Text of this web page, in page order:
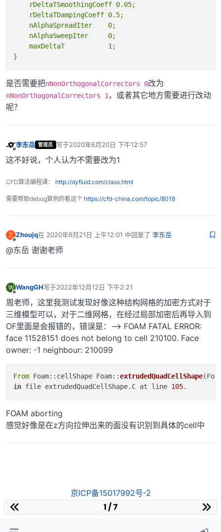
    rDeltaTSmoothingCoeff 0.05;
    rDeltaTDampingCoeff 0.5;
    nAlphaSpreadIter    0;
    nAlphaSweepIter     0;
    maxDeltaT           1;
是否需要把nNonOrthogonalCorrectors 0改为
nNonOrthogonalCorrectors 1，或者其它地方需要进行改动
呢？
李东岳 管理员 写于2020年6月20日 下午12:57
最后由 编辑
这不好说，个人认为不需要改为1
CFD算法编程课： http://dyfluid.com/class.html
需要帮助debug算例的看这个 https://cfd-china.com/topic/8018
Z Zhoujq在 2020年6月21日 上午12:01 中回复了 李东岳
最后由 编辑
@东岳 谢谢老师
W WangGH写于2022年12月12日 下午2:21
最后由 编辑
周老师，这里我测试发现好像这种结构网格的加密方式对于
三维模型可以，对于二维网格，在经过局部加密后再导入到
OF里面是会报错的，错误是：--> FOAM FATAL ERROR:
face 11528151 does not belong to cell 210100. Face
owner: -1 neighbour: 210099
From Foam::cellShape Foam::extrudedQuadCellShape
in file extrudedQuadCellShape.C at line 105
FOAM aborting
感觉好像是在z方向拉伸出来的面没有识别到具体的cell中
京ICP备15017992号-2
1 / 7